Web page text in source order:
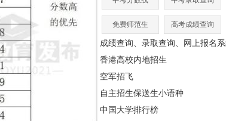
免费师范生 高考成绩查询
成绩查询、录取查询、网上报名
香港高校内地招生
空军招飞
自主招生保送生小语种
中国大学排行榜